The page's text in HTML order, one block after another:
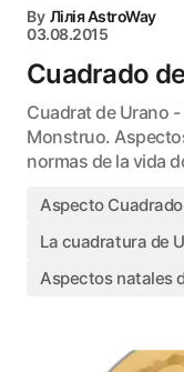
By Лілія AstroWay
03.08.2015
Cuadrado
Cuadrat de Urano
Monstruo.
normas de la vida
Aspecto Cuadrado
La cuadratura de
Aspectos natales